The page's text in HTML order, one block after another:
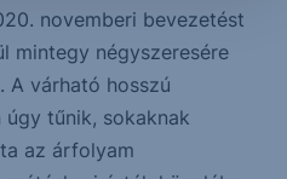
novemberi bevezetést
mintegy négyszeresére
A várható hosszú
tűnik, sokaknak
az árfolyam